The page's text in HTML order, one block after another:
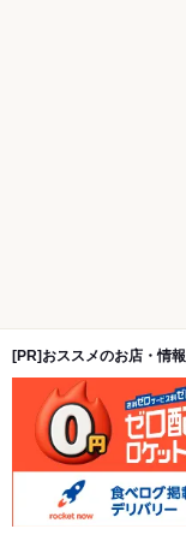
[PR]おススメのお店・情報